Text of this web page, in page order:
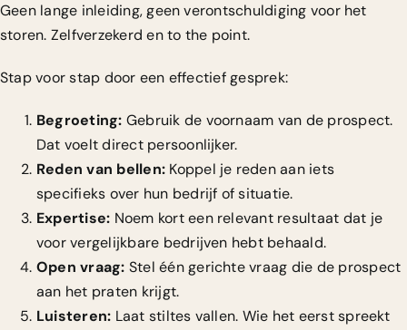
Geen lange inleiding, geen verontschuldiging voor het
storen. Zelfverzekerd en to the point.
Stap voor stap door een effectief gesprek:
Begroeting: Gebruik de voornaam van de prospect.
Dat voelt direct persoonlijker.
Reden van bellen: Koppel je reden aan iets
specifieks over hun bedrijf of situatie.
Expertise: Noem kort een relevant resultaat dat je
voor vergelijkbare bedrijven hebt behaald.
Open vraag: Stel één gerichte vraag die de prospect
aan het praten krijgt.
Luisteren: Laat stiltes vallen. Wie het eerst spreekt